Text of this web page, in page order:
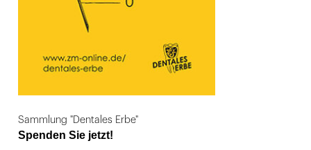
Sammlung "Dentales Erbe"
Spenden Sie jetzt!